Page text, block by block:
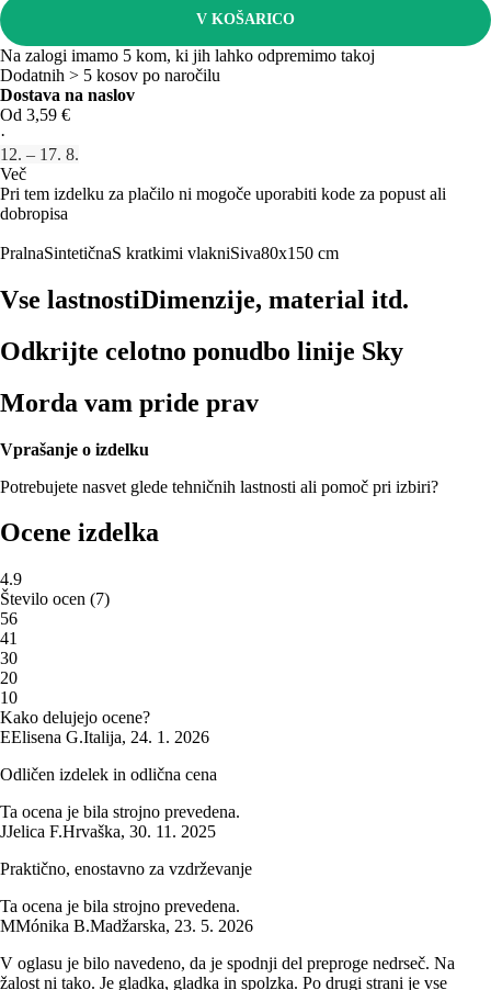
V KOŠARICO
Na zalogi imamo 5 kom, ki jih lahko odpremimo takoj
Dodatnih > 5 kosov po naročilu
Dostava na naslov
Od 3,59 €
·
12. – 17. 8.
Več
Pri tem izdelku za plačilo ni mogoče uporabiti kode za popust ali
dobropisa
PralnaSintetičnaS kratkimi vlakniSiva80x150 cm
Vse lastnostiDimenzije, material itd.
Odkrijte celotno ponudbo linije Sky
Morda vam pride prav
Vprašanje o izdelku
Potrebujete nasvet glede tehničnih lastnosti ali pomoč pri izbiri?
Ocene izdelka
4.9
Število ocen (7)
56
41
30
20
10
Kako delujejo ocene?
EElisena G.Italija, 24. 1. 2026
Odličen izdelek in odlična cena
Ta ocena je bila strojno prevedena.
JJelica F.Hrvaška, 30. 11. 2025
Praktično, enostavno za vzdrževanje
Ta ocena je bila strojno prevedena.
MMónika B.Madžarska, 23. 5. 2026
V oglasu je bilo navedeno, da je spodnji del preproge nedrseč. Na
žalost ni tako. Je gladka, gladka in spolzka. Po drugi strani je vse